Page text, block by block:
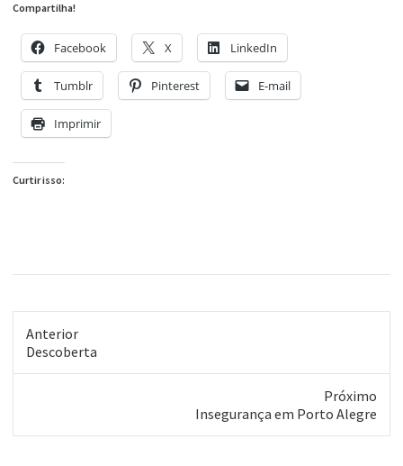
Compartilha!
Facebook X LinkedIn
Tumblr Pinterest E-mail
Imprimir
Curtir isso:
Anterior
Post
anterior:
Descoberta
Próximo
post:
Insegurança em Porto Alegre